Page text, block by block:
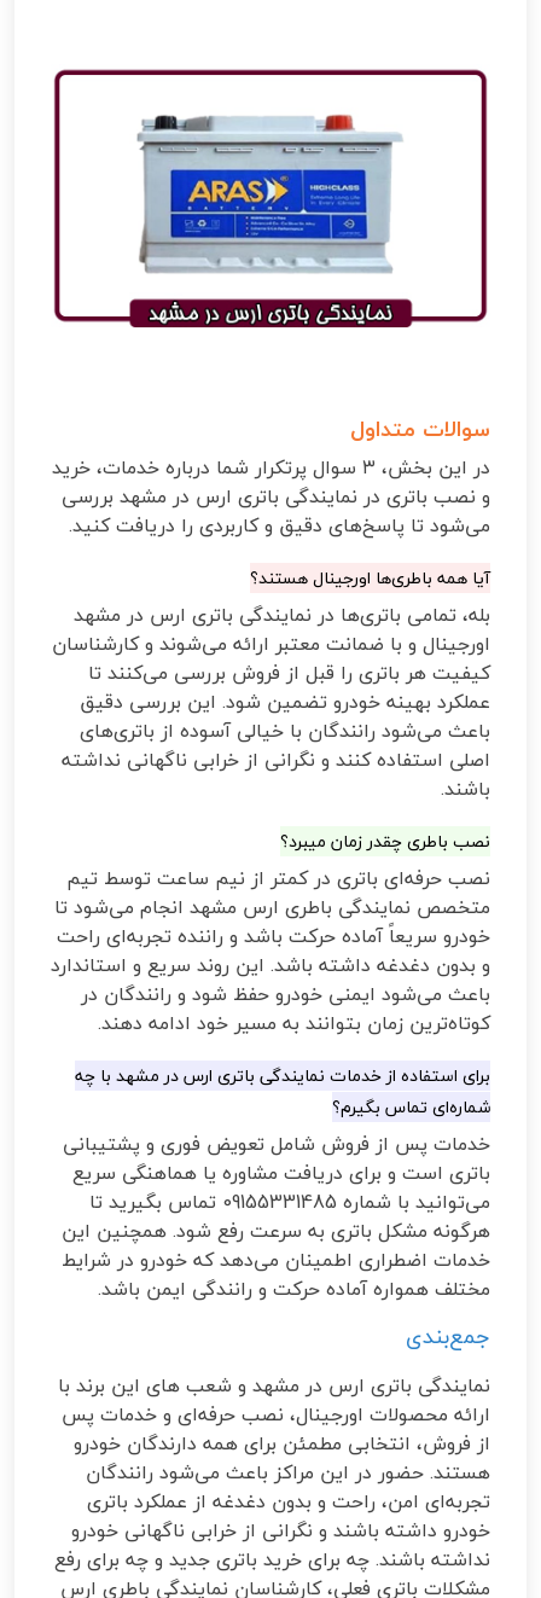
سوالات متداول
در این بخش، ۳ سوال پرتکرار شما درباره خدمات، خرید
و نصب باتری در نمایندگی باتری ارس در مشهد بررسی
می‌شود تا پاسخ‌های دقیق و کاربردی را دریافت کنید.
آیا همه باطری‌ها اورجینال هستند؟
بله، تمامی باتری‌ها در نمایندگی باتری ارس در مشهد
اورجینال و با ضمانت معتبر ارائه می‌شوند و کارشناسان
کیفیت هر باتری را قبل از فروش بررسی می‌کنند تا
عملکرد بهینه خودرو تضمین شود. این بررسی دقیق
باعث می‌شود رانندگان با خیالی آسوده از باتری‌های
اصلی استفاده کنند و نگرانی از خرابی ناگهانی نداشته
باشند.
نصب باطری چقدر زمان میبرد؟
نصب حرفه‌ای باتری در کمتر از نیم ساعت توسط تیم
متخصص نمایندگی باطری ارس مشهد انجام می‌شود تا
خودرو سریعاً آماده حرکت باشد و راننده تجربه‌ای راحت
و بدون دغدغه داشته باشد. این روند سریع و استاندارد
باعث می‌شود ایمنی خودرو حفظ شود و رانندگان در
کوتاه‌ترین زمان بتوانند به مسیر خود ادامه دهند.
برای استفاده از خدمات نمایندگی باتری ارس در مشهد با چه
شماره‌ای تماس بگیرم؟
خدمات پس از فروش شامل تعویض فوری و پشتیبانی
باتری است و برای دریافت مشاوره یا هماهنگی سریع
می‌توانید با شماره 09155331485 تماس بگیرید تا
هرگونه مشکل باتری به سرعت رفع شود. همچنین این
خدمات اضطراری اطمینان می‌دهد که خودرو در شرایط
مختلف همواره آماده حرکت و رانندگی ایمن باشد.
جمع‌بندی
نمایندگی باتری ارس در مشهد و شعب های این برند با
ارائه محصولات اورجینال، نصب حرفه‌ای و خدمات پس
از فروش، انتخابی مطمئن برای همه دارندگان خودرو
هستند. حضور در این مراکز باعث می‌شود رانندگان
تجربه‌ای امن، راحت و بدون دغدغه از عملکرد باتری
خودرو داشته باشند و نگرانی از خرابی ناگهانی خودرو
نداشته باشند. چه برای خرید باتری جدید و چه برای رفع
مشکلات باتری فعلی، کارشناسان نمایندگی باطری ارس